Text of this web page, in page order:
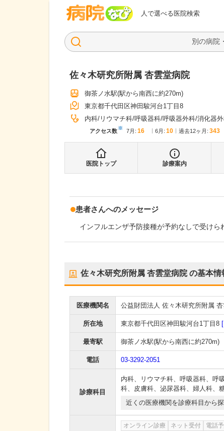
人で選べる医院検索
病院なび
佐々木研究所附属 杏雲堂病院
御茶ノ水駅(駅から南西に約270m)
東京都千代田区神田駿河台1丁目8
内科 リウマチ科 呼吸器科 呼吸器外科 消化器
アクセス数※ 7月 : 16 6月 : 10 過去12ヶ月: 343
医院トップ 診療案内
患者さんへのメッセージ
インフルエンザ予防接種が予約なしで受けら
佐々木研究所附属 杏雲堂病院の基本情
医療機関名 公益財団法人 佐々木研究所附属
所在地 東京都千代田区神田駿河台1丁目8
最寄駅 御茶ノ水駅(駅から南西に約270m)
電話 03-3292-2051
診療科目
内科、 リウマチ科、 呼吸器科、 呼
科、 皮膚科、 泌尿器科、 婦人科、
近くの医療機関を診療科目から
オンライン診療 ネット受付 電話